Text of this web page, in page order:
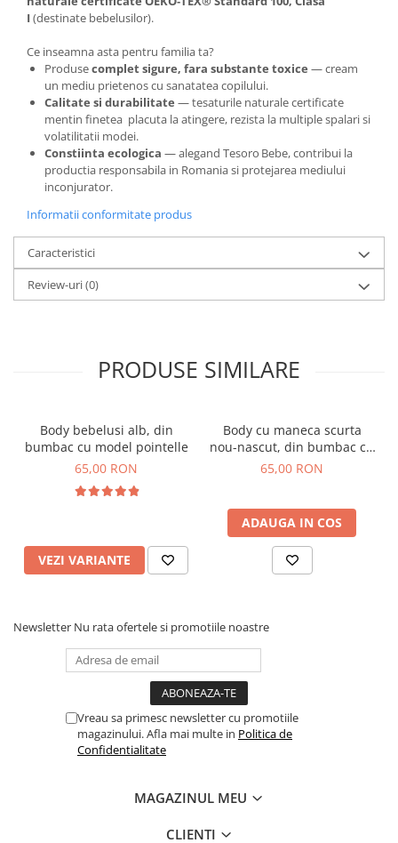
I (destinate bebelusilor).
Ce inseamna asta pentru familia ta?
Produsecomplet sigure, fara substante toxice — cream
un mediu prietenos cu sanatatea copilului.
Calitate si durabilitate — tesaturile naturale certificate
mentin finetea placuta la atingere, rezista la multiple spalari si
volatilitatii modei.
Constiinta ecologica — alegand Tesoro Bebe, contribui la
productia responsabila in Romania si protejarea mediului
inconjurator.
Informatii conformitate produs
Caracteristici
Review-uri(0)
PRODUSE SIMILARE
Body bebelusi alb, din
bumbac cu model pointelle
65,00 RON
VEZI VARIANTE
Body cu maneca scurta
nou-nascut, din bumbac cu
model pointelle, alb
65,00 RON
ADAUGA IN COS
Newsletter Nu rata ofertele si promotiile noastre
Vreau sa primesc newsletter cu promotiile
magazinului. Afla mai multe in Politica de
Confidentialitate
MAGAZINUL MEU
CLIENTI